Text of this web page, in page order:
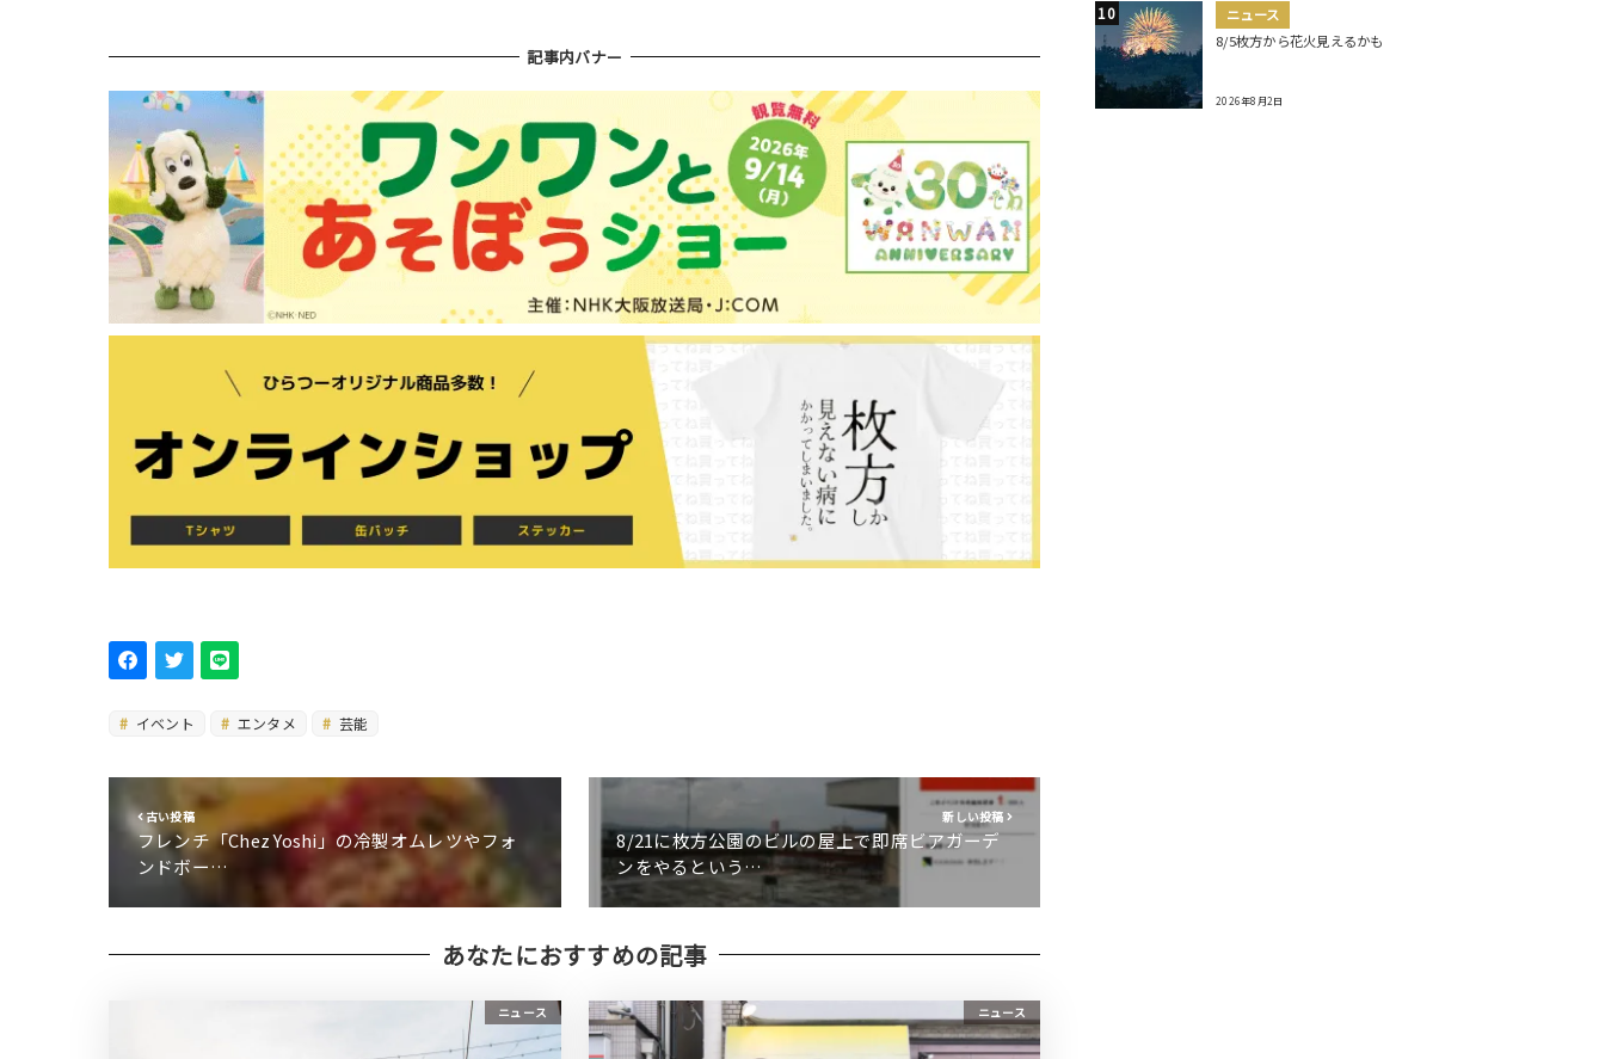
記事内バナー
イベント エンタメ 芸能
古い投稿
フレンチ「Chez Yoshi」の冷製オムレツやフォ
ンドボー…
新しい投稿
8/21に枚方公園のビルの屋上で即席ビアガーデ
ンをやるという…
あなたにおすすめの記事
ニュース ニュース
ニュース
8/5枚方から花火見えるかも
2026年8月2日